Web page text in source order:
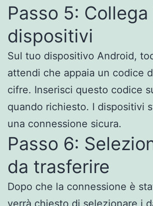
Passo 5:
dispositivi
Sul tuo dispositivo Android,
attendi che appaia un codice
cifre. Inserisci questo codice
quando richiesto. I dispositivi
una connessione sicura.
Passo 6:
da trasferire
Dopo che la connessione è
verrà chiesto di selezionare i